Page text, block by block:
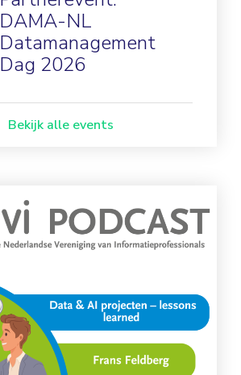
DAMA-NL
Datamanagement
Dag 2026
Bekijk alle events